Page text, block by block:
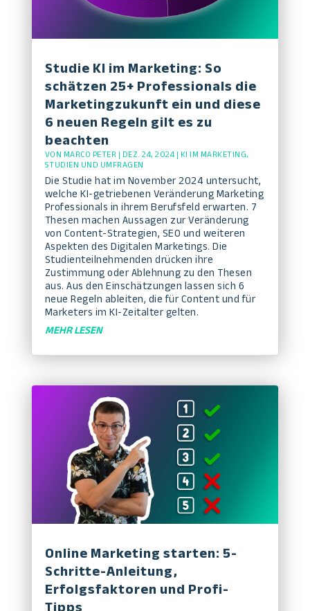
Studie KI im Marketing: So
schätzen 25+ Professionals die
Marketingzukunft ein und diese
6 neuen Regeln gilt es zu
beachten
VON MARCO PETER | DEZ. 24, 2024| KI IM MARKETING,
STUDIEN UND UMFRAGEN
Die Studie hat im November 2024 untersucht,
welche KI-getriebenen Veränderung Marketing
Professionals in ihrem Berufsfeld erwarten. 7
Thesen machen Aussagen zur Veränderung
von Content-Strategien, SEO und weiteren
Aspekten des Digitalen Marketings. Die
Studienteilnehmenden drücken ihre
Zustimmung oder Ablehnung zu den Thesen
aus. Aus den Einschätzungen lassen sich 6
neue Regeln ableiten, die für Content und für
Marketers im KI-Zeitalter gelten.
MEHR LESEN
Online Marketing starten: 5-
Schritte-Anleitung,
Erfolgsfaktoren und Profi-